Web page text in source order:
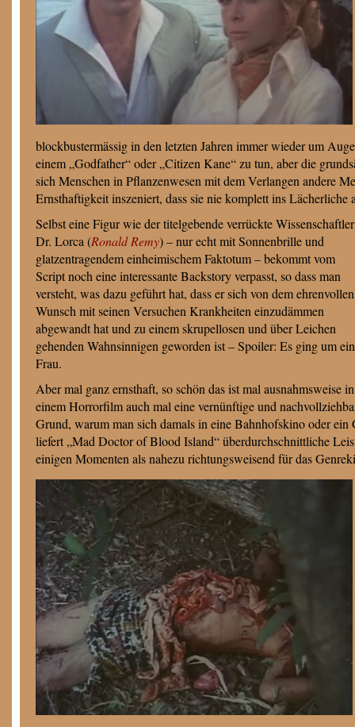
blockbustermässig in den letzten Jahren immer wieder um
einem „Godfather“ oder „Citizen Kane“ zu tun, aber die
sich Menschen in Pflanzenwesen mit dem Verlangen andere
Ernsthaftigkeit inszeniert, dass sie nie komplett ins Lächerliche
Selbst eine Figur wie der titelgebende verrückte Wissenschaftler
Dr. Lorca (Ronald Remy) – nur echt mit Sonnenbrille und
glatzentragendem einheimischem Faktotum – bekommt vom
Script noch eine interessante Backstory verpasst, so dass man
versteht, was dazu geführt hat, dass er sich von dem ehrenvollen
Wunsch mit seinen Versuchen Krankheiten einzudämmen
abgewandt hat und zu einem skrupellosen und über Leichen
gehenden Wahnsinnigen geworden ist – Spoiler: Es ging um
Frau.
Aber mal ganz ernsthaft, so schön das ist mal ausnahmsweise in
einem Horrorfilm auch mal eine vernünftige und
Grund, warum man sich damals in eine Bahnhofskino oder
liefert „Mad Doctor of Blood Island“ überdurchschnittliche
einigen Momenten als nahezu richtungsweisend für das